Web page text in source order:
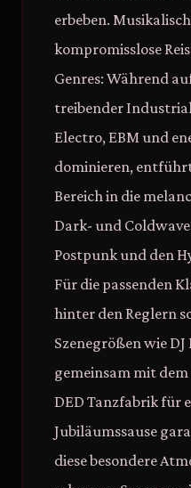
erbeben.
kompromisslose
Genres: Während
treibender
Electro, EBM und
dominieren,
Bereich in die
Dark- und
Postpunk und den
Für die passenden
hinter den Reglern
Szenegrößen wie DJ
gemeinsam mit
DED Tanzfabrik für
Jubiläumssause
diese besondere